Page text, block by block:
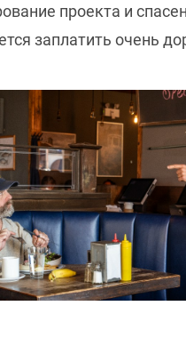
проекта и
заплатить очень